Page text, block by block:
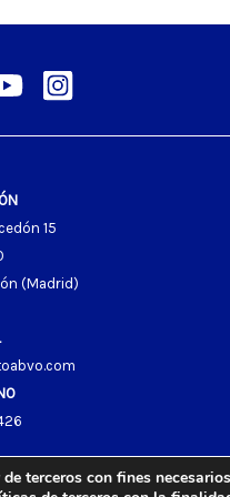
15
(Madrid)
terceros con fines